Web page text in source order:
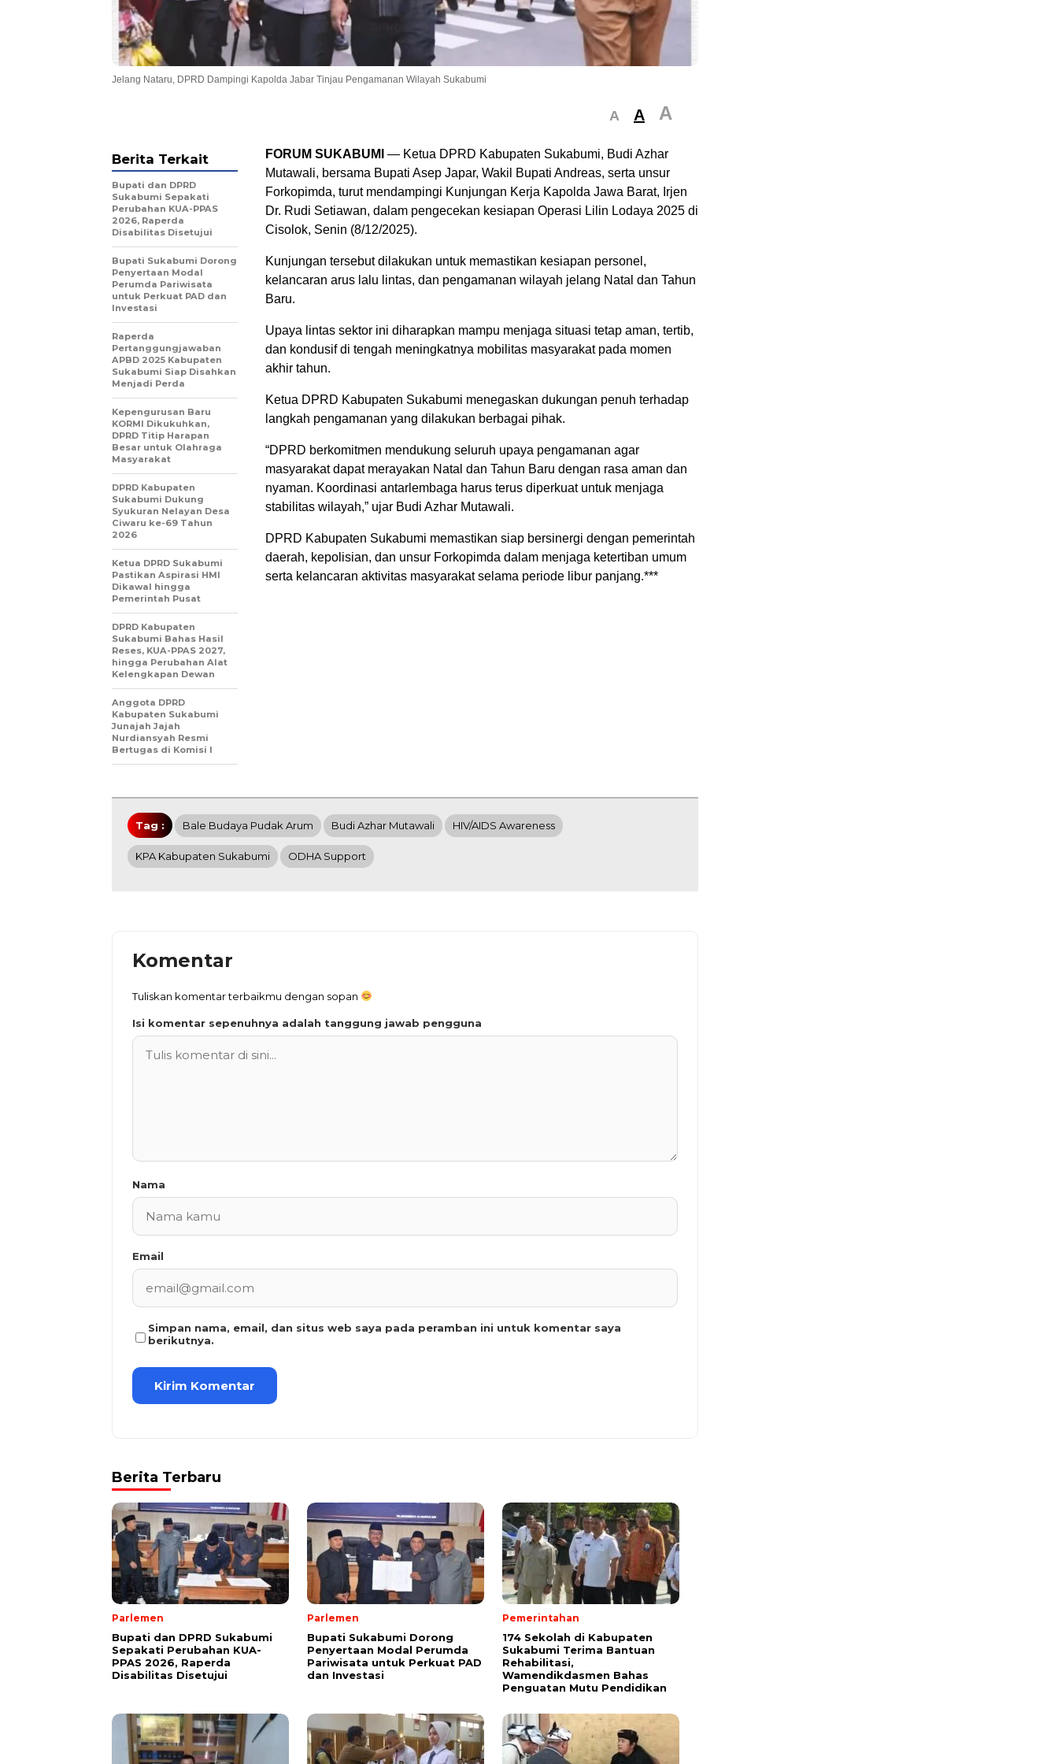
Jelang Nataru, DPRD Dampingi Kapolda Jabar Tinjau Pengamanan Wilayah Sukabumi
A A A
FORUM SUKABUMI — Ketua DPRD Kabupaten Sukabumi, Budi Azhar
Mutawali, bersama Bupati Asep Japar, Wakil Bupati Andreas, serta unsur
Forkopimda, turut mendampingi Kunjungan Kerja Kapolda Jawa Barat, Irjen
Dr. Rudi Setiawan, dalam pengecekan kesiapan Operasi Lilin Lodaya 2025 di
Cisolok, Senin (8/12/2025).
Kunjungan tersebut dilakukan untuk memastikan kesiapan personel,
kelancaran arus lalu lintas, dan pengamanan wilayah jelang Natal dan Tahun
Baru.
Upaya lintas sektor ini diharapkan mampu menjaga situasi tetap aman, tertib,
dan kondusif di tengah meningkatnya mobilitas masyarakat pada momen
akhir tahun.
Ketua DPRD Kabupaten Sukabumi menegaskan dukungan penuh terhadap
langkah pengamanan yang dilakukan berbagai pihak.
“DPRD berkomitmen mendukung seluruh upaya pengamanan agar
masyarakat dapat merayakan Natal dan Tahun Baru dengan rasa aman dan
nyaman. Koordinasi antarlembaga harus terus diperkuat untuk menjaga
stabilitas wilayah,” ujar Budi Azhar Mutawali.
DPRD Kabupaten Sukabumi memastikan siap bersinergi dengan pemerintah
daerah, kepolisian, dan unsur Forkopimda dalam menjaga ketertiban umum
serta kelancaran aktivitas masyarakat selama periode libur panjang.***
Berita Terkait
Bupati dan DPRD
Sukabumi Sepakati
Perubahan KUA-PPAS
2026, Raperda
Disabilitas Disetujui
Bupati Sukabumi Dorong
Penyertaan Modal
Perumda Pariwisata
untuk Perkuat PAD dan
Investasi
Raperda
Pertanggungjawaban
APBD 2025 Kabupaten
Sukabumi Siap Disahkan
Menjadi Perda
Kepengurusan Baru
KORMI Dikukuhkan,
DPRD Titip Harapan
Besar untuk Olahraga
Masyarakat
DPRD Kabupaten
Sukabumi Dukung
Syukuran Nelayan Desa
Ciwaru ke-69 Tahun
2026
Ketua DPRD Sukabumi
Pastikan Aspirasi HMI
Dikawal hingga
Pemerintah Pusat
DPRD Kabupaten
Sukabumi Bahas Hasil
Reses, KUA-PPAS 2027,
hingga Perubahan Alat
Kelengkapan Dewan
Anggota DPRD
Kabupaten Sukabumi
Junajah Jajah
Nurdiansyah Resmi
Bertugas di Komisi I
Tag : Bale Budaya Pudak Arum Budi Azhar Mutawali HIV/AIDS Awareness
KPA Kabupaten Sukabumi ODHA Support
Komentar
Tuliskan komentar terbaikmu dengan sopan
Isi komentar sepenuhnya adalah tanggung jawab pengguna
Nama
Email
Simpan nama, email, dan situs web saya pada peramban ini untuk komentar saya
berikutnya.
Berita Terbaru
Parlemen
Bupati dan DPRD Sukabumi
Sepakati Perubahan KUA-
PPAS 2026, Raperda
Disabilitas Disetujui
Parlemen
Bupati Sukabumi Dorong
Penyertaan Modal Perumda
Pariwisata untuk Perkuat PAD
dan Investasi
Pemerintahan
174 Sekolah di Kabupaten
Sukabumi Terima Bantuan
Rehabilitasi,
Wamendikdasmen Bahas
Penguatan Mutu Pendidikan